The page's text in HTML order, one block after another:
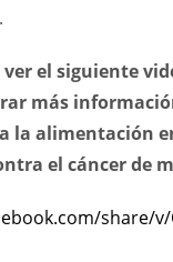
el siguiente
más
la alimentación
el cáncer de
share/v/